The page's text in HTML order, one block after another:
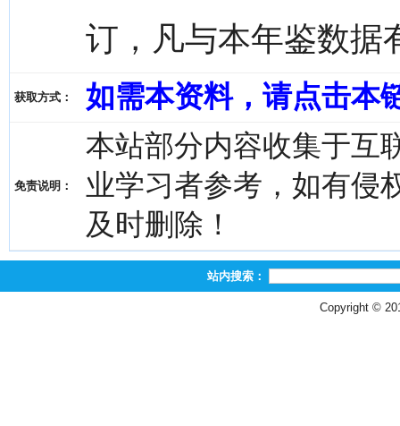
订，凡与本年鉴数据
获取方式： 如需本资料，请点击本
免责说明：
本站部分内容收集于互
业学习者参考，如有侵
及时删除！
站内搜索：
Copyright ©